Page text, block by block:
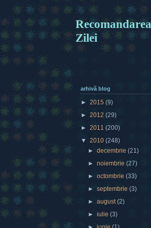
Recomandarea
Zilei
arhivă blog
► 2015 (9)
► 2012 (29)
► 2011 (200)
▼ 2010 (248)
►decembrie(21)
►noiembrie(27)
►octombrie(33)
►septembrie(3)
►august(2)
►iulie(3)